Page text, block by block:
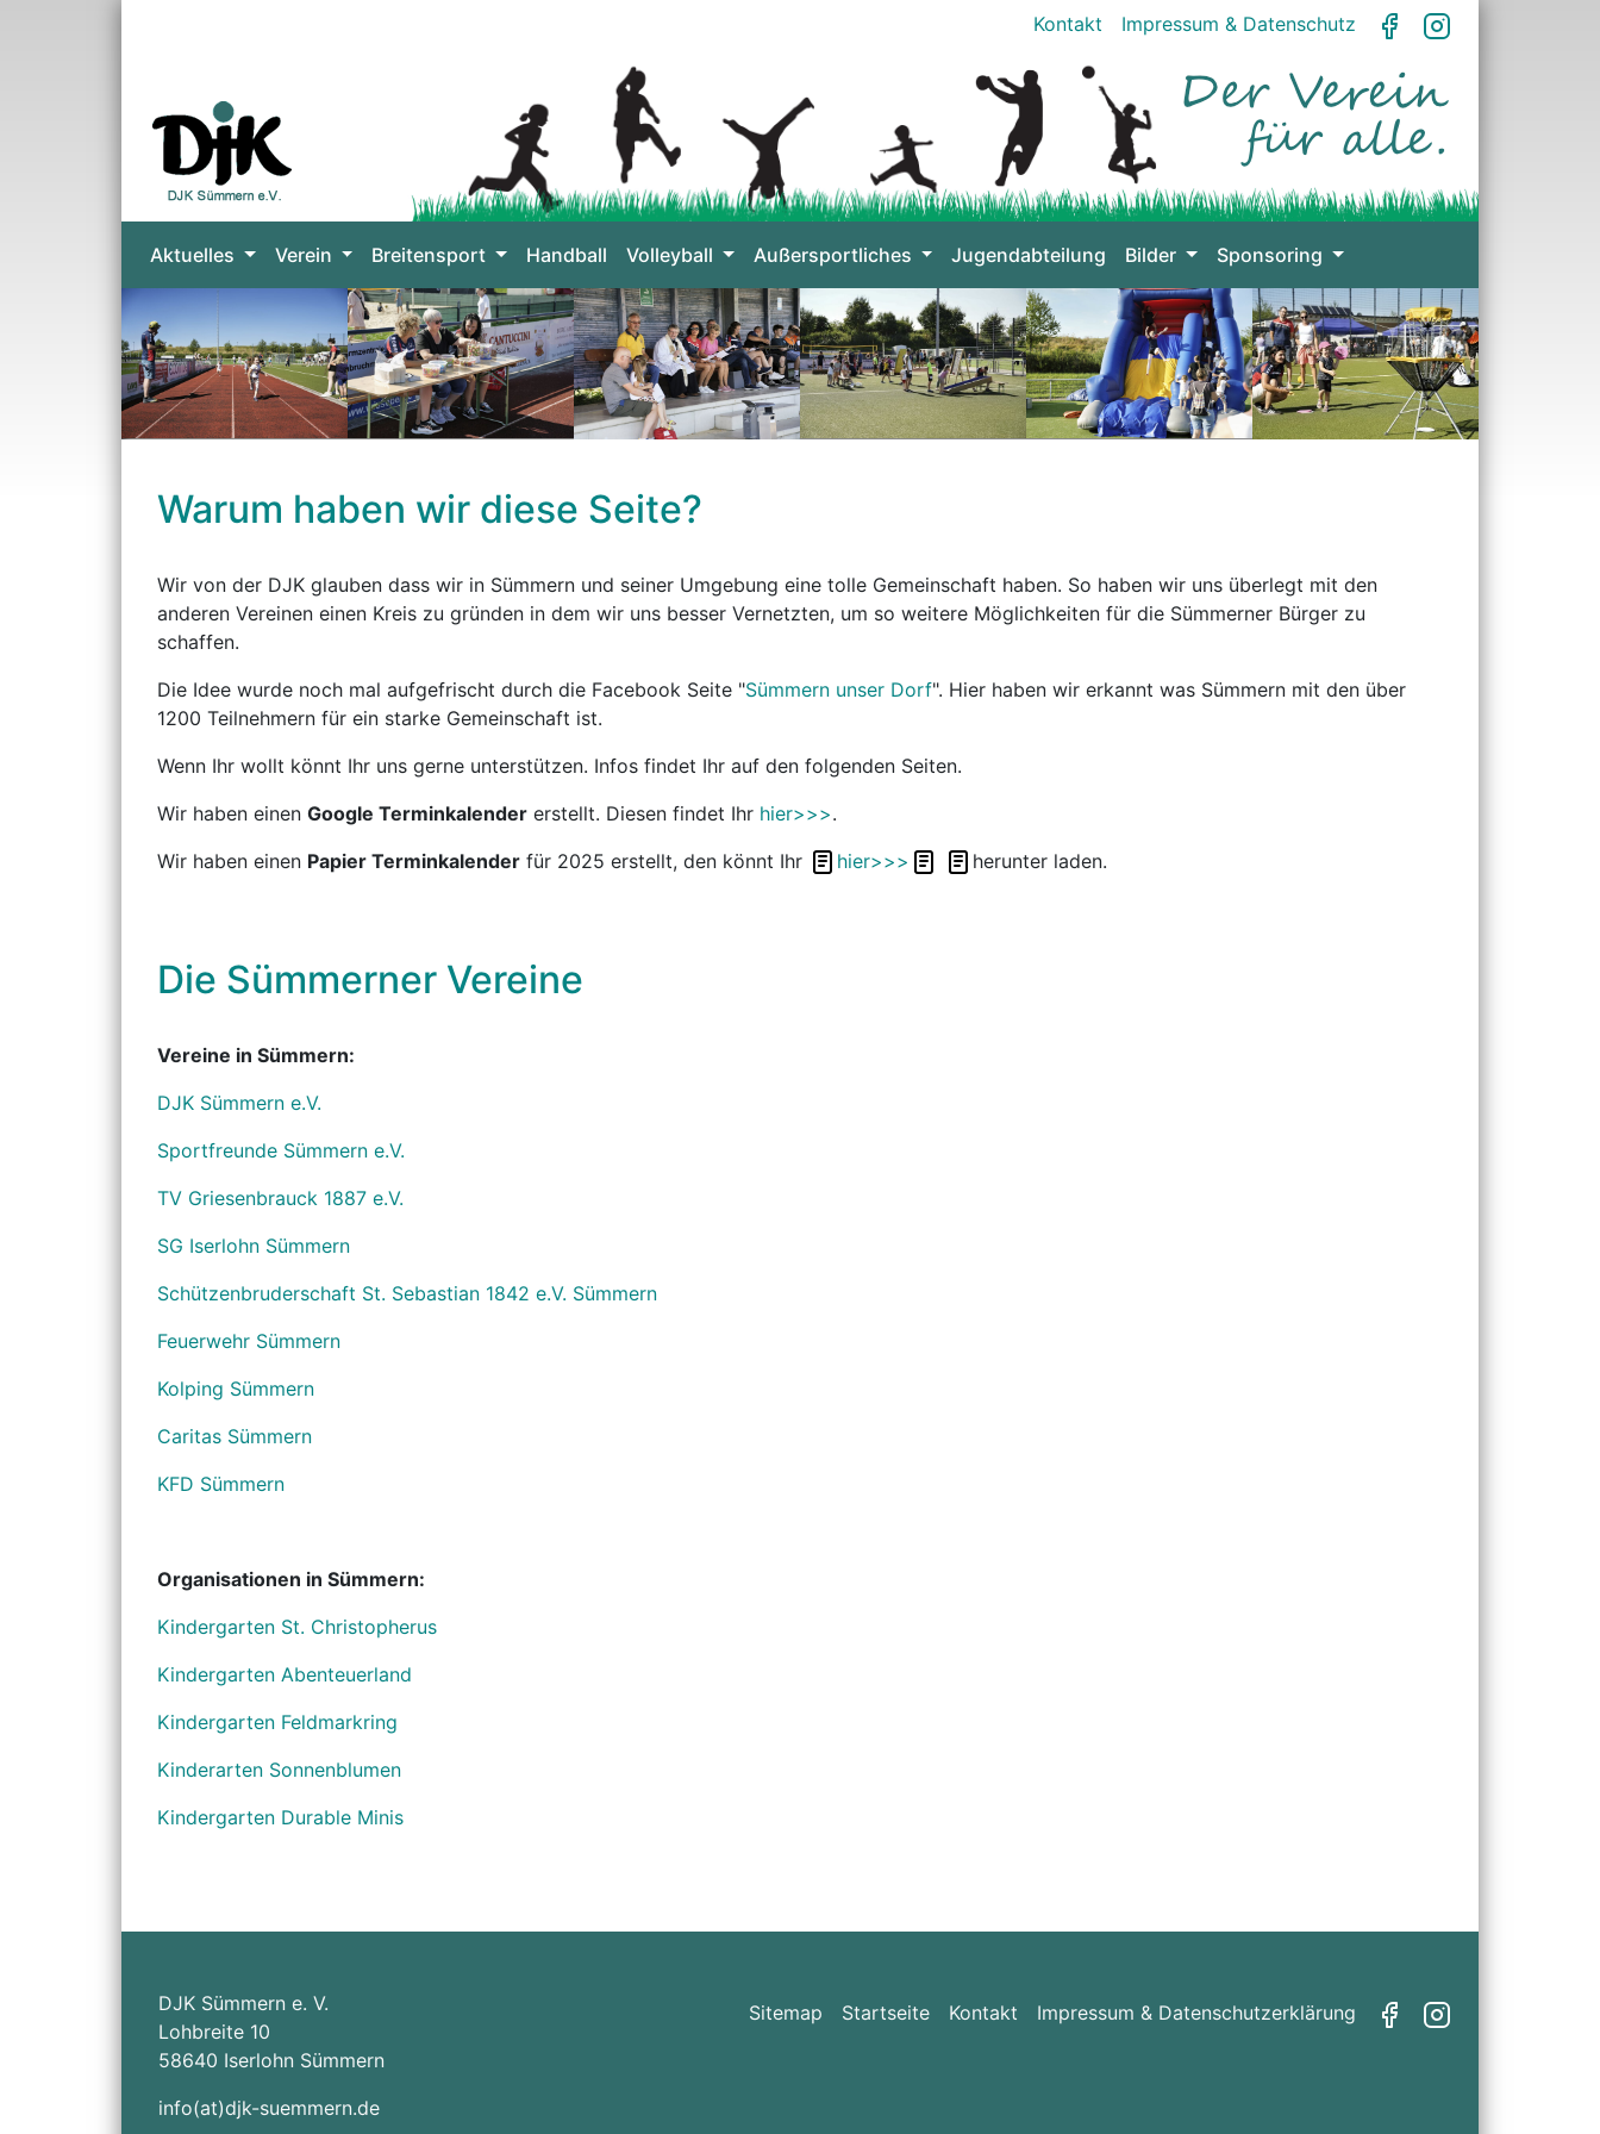
Kontakt Impressum & Datenschutz
Aktuelles Verein Breitensport Handball Volleyball Außersportliches Jugendabteilung Bilder Sponsoring
Warum haben wir diese Seite?
Wir von der DJK glauben dass wir in Sümmern und seiner Umgebung eine tolle Gemeinschaft haben. So haben wir uns überlegt mit den
anderen Vereinen einen Kreis zu gründen in dem wir uns besser Vernetzten, um so weitere Möglichkeiten für die Sümmerner Bürger zu
schaffen.
Die Idee wurde noch mal aufgefrischt durch die Facebook Seite "Sümmern unser Dorf". Hier haben wir erkannt was Sümmern mit den über
1200 Teilnehmern für ein starke Gemeinschaft ist.
Wenn Ihr wollt könnt Ihr uns gerne unterstützen. Infos findet Ihr auf den folgenden Seiten.
Wir haben einen Google Terminkalender erstellt. Diesen findet Ihr hier>>>.
Wir haben einen Papier Terminkalender für 2025 erstellt, den könnt Ihr hier>>> herunter laden.
Die Sümmerner Vereine
Vereine in Sümmern:
DJK Sümmern e.V.
Sportfreunde Sümmern e.V.
TV Griesenbrauck 1887 e.V.
SG Iserlohn Sümmern
Schützenbruderschaft St. Sebastian 1842 e.V. Sümmern
Feuerwehr Sümmern
Kolping Sümmern
Caritas Sümmern
KFD Sümmern
Organisationen in Sümmern:
Kindergarten St. Christopherus
Kindergarten Abenteuerland
Kindergarten Feldmarkring
Kinderarten Sonnenblumen
Kindergarten Durable Minis
DJK Sümmern e. V.
Lohbreite 10
58640 Iserlohn Sümmern
info(at)djk-suemmern.de
Sitemap Startseite Kontakt Impressum & Datenschutzerklärung